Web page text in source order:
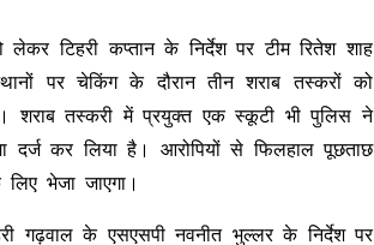
टिहरी कप्तान के निर्देश पर टीम रितेश शाह
पर चेकिंग के दौरान तीन शराब तस्करों को
शराब तस्करी में प्रयुक्त एक स्कूटी भी पुलिस ने
कर लिया है। आरोपियों से फिलहाल पूछताछ
भेजा जाएगा।
गढ़वाल के एसएसपी नवनीत भुल्लर के निर्देश पर